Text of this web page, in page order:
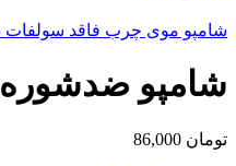
شامپو موی چرب فاقد سولفات
شامپو ضدشوره
تومان